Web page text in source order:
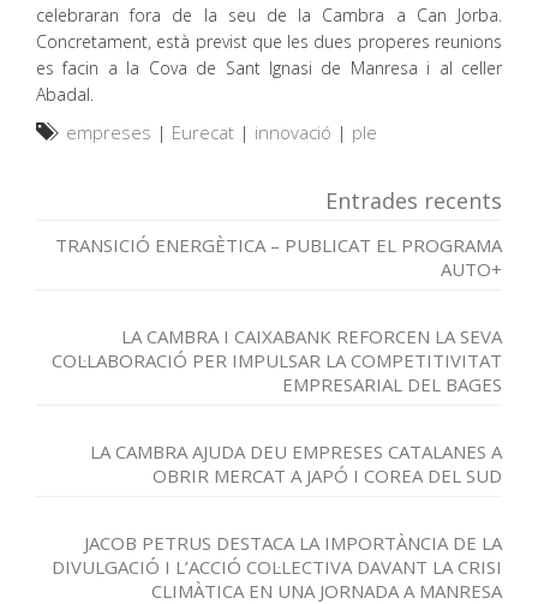
celebraran fora de la seu de la Cambra a Can Jorba.
Concretament, està previst que les dues properes reunions
es facin a la Cova de Sant Ignasi de Manresa i al celler
Abadal.
empreses | Eurecat | innovació | ple
Entrades recents
TRANSICIÓ ENERGÈTICA – PUBLICAT EL PROGRAMA
AUTO+
LA CAMBRA I CAIXABANK REFORCEN LA SEVA
COL·LABORACIÓ PER IMPULSAR LA COMPETITIVITAT
EMPRESARIAL DEL BAGES
LA CAMBRA AJUDA DEU EMPRESES CATALANES A
OBRIR MERCAT A JAPÓ I COREA DEL SUD
JACOB PETRUS DESTACA LA IMPORTÀNCIA DE LA
DIVULGACIÓ I L’ACCIÓ COL·LECTIVA DAVANT LA CRISI
CLIMÀTICA EN UNA JORNADA A MANRESA